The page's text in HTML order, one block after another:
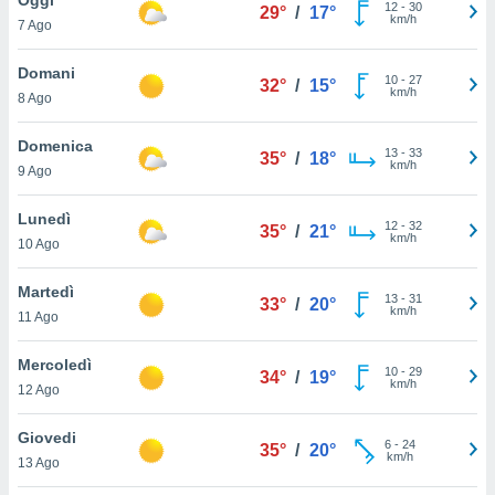
è
al sito
di
ci
di
il
un
la
nella
7 Ago
29° / 17° 12- 30
km/h
Domani
8 Ago
32° / 15° 10- 27
km/h
Domenica
9 Ago
35° / 18° 13- 33
km/h
Lunedì
10 Ago
35° / 21° 12- 32
km/h
Martedì
11 Ago
33° / 20° 13- 31
km/h
Mercoledì
12 Ago
34° / 19° 10- 29
km/h
Giovedi
13 Ago
35° / 20° 6- 24
km/h